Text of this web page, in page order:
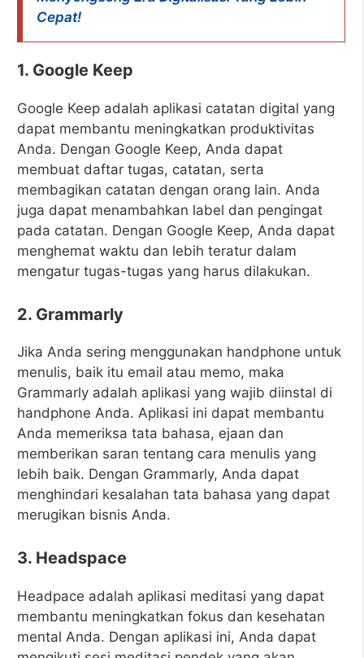
Cepat!
1. Google Keep
Google Keep adalah aplikasi catatan digital yang
dapat membantu meningkatkan produktivitas
Anda. Dengan Google Keep, Anda dapat
membuat daftar tugas, catatan, serta
membagikan catatan dengan orang lain. Anda
juga dapat menambahkan label dan pengingat
pada catatan. Dengan Google Keep, Anda dapat
menghemat waktu dan lebih teratur dalam
mengatur tugas-tugas yang harus dilakukan.
2. Grammarly
Jika Anda sering menggunakan handphone untuk
menulis, baik itu email atau memo, maka
Grammarly adalah aplikasi yang wajib diinstal di
handphone Anda. Aplikasi ini dapat membantu
Anda memeriksa tata bahasa, ejaan dan
memberikan saran tentang cara menulis yang
lebih baik. Dengan Grammarly, Anda dapat
menghindari kesalahan tata bahasa yang dapat
merugikan bisnis Anda.
3. Headspace
Headpace adalah aplikasi meditasi yang dapat
membantu meningkatkan fokus dan kesehatan
mental Anda. Dengan aplikasi ini, Anda dapat